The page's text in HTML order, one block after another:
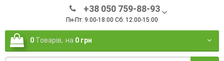
+38 050 759-88-93
Пн-Пт: 9:00-18:00 Сб: 12:00-15:00
0 Товарів, на 0 грн